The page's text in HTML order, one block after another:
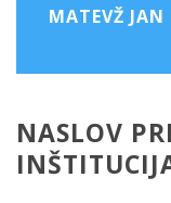
MATEVŽ JAN
NASLOV